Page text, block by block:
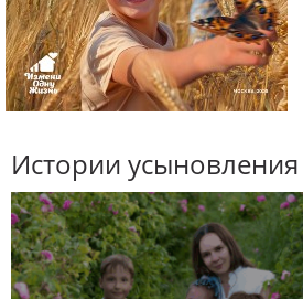
Истории усыновления